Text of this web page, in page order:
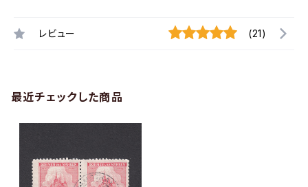
レビュー (21)
最近チェックした商品